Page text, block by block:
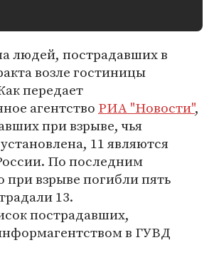
людей, пострадавших в
возле гостиницы
передает
агентство РИА "Новости",
при взрыве, чья
11 являются
По последним
при взрыве погибли пять
13.
пострадавших,
в ГУВД